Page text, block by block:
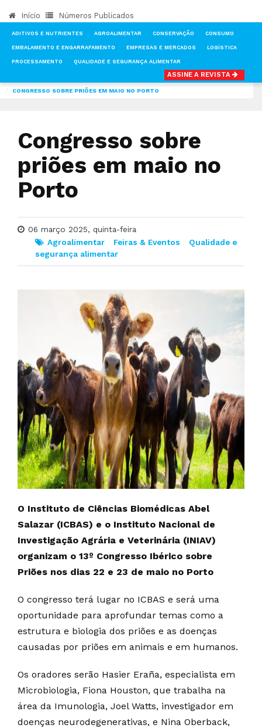
Início Números Publicados
ADITIVOS E NUTRIENTES AGROALIMENTAR CONSERVAÇÃO CONSUMO
EMBALAMENTO E ENGARRAFAMENTO EMPRESAS E MERCADOS LOGÍSTICA
PROCESSAMENTO QUALIDADE E SEGURANÇA ALIMENTAR
ASSINE A REVISTA
CONGRESSO SOBRE PRIÕES EM MAIO NO PORTO
Congresso sobre
priões em maio no
Porto
06 março 2025, quinta-feira
Agroalimentar
Feiras & Eventos
Qualidade e
segurança alimentar
O Instituto de Ciências Biomédicas Abel
Salazar (ICBAS) e o Instituto Nacional de
Investigação Agrária e Veterinária (INIAV)
organizam o 13º Congresso Ibérico sobre
Priões nos dias 22 e 23 de maio no Porto
O congresso terá lugar no ICBAS e será uma
oportunidade para aprofundar temas como a
estrutura e biologia dos priões e as doenças
causadas por priões em animais e em humanos.
Os oradores serão Hasier Eraña, especialista em
Microbiologia, Fiona Houston, que trabalha na
área da Imunologia, Joel Watts, investigador em
doenças neurodegenerativas, e Nina Oberback,